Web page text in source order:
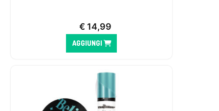
€ 14,99
AGGIUNGI